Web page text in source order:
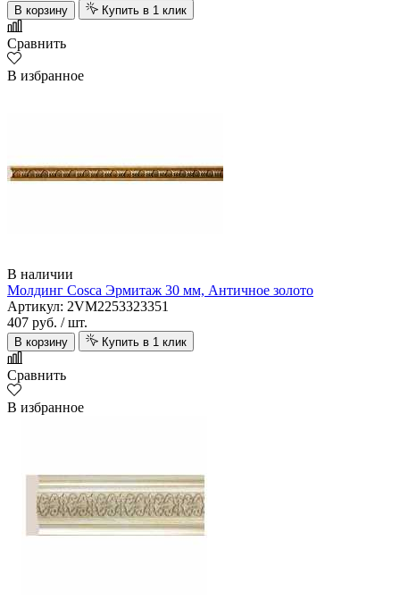
В корзину Купить в 1 клик
Сравнить
В избранное
В наличии
Молдинг Cosca Эрмитаж 30 мм, Античное золото
Артикул: 2VM2253323351
407 руб. / шт.
В корзину Купить в 1 клик
Сравнить
В избранное